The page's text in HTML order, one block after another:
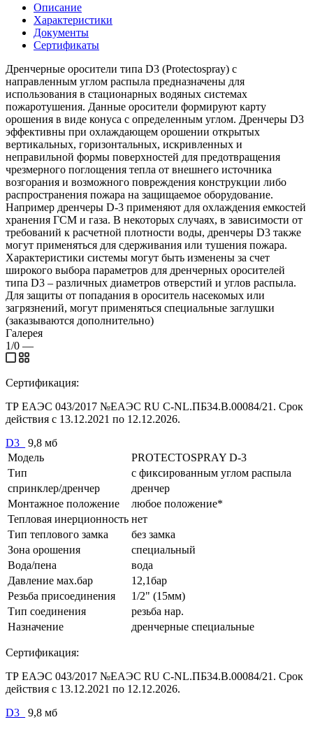
Описание
Характеристики
Документы
Сертификаты
Дренчерные оросители типа D3 (Protectospray) с
направленным углом распыла предназначены для
использования в стационарных водяных системах
пожаротушения. Данные оросители формируют карту
орошения в виде конуса с определенным углом. Дренчеры D3
эффективны при охлаждающем орошении открытых
вертикальных, горизонтальных, искривленных и
неправильной формы поверхностей для предотвращения
чрезмерного поглощения тепла от внешнего источника
возгорания и возможного повреждения конструкции либо
распространения пожара на защищаемое оборудование.
Например дренчеры D-3 применяют для охлаждения емкостей
хранения ГСМ и газа. В некоторых случаях, в зависимости от
требований к расчетной плотности воды, дренчеры D3 также
могут применяться для сдерживания или тушения пожара.
Характеристики системы могут быть изменены за счет
широкого выбора параметров для дренчерных оросителей
типа D3 – различных диаметров отверстий и углов распыла.
Для защиты от попадания в ороситель насекомых или
загрязнений, могут применяться специальные заглушки
(заказываются дополнительно)
Галерея
1/0 —
Сертификация:
ТР ЕАЭС 043/2017 №ЕАЭС RU C-NL.ПБ34.В.00084/21. Срок
действия с 13.12.2021 по 12.12.2026.
D3_
9,8 мб
Модель
PROTECTOSPRAY D-3
Тип
с фиксированным углом распыла
спринклер/дренчер
дренчер
Монтажное положение
любое положение*
Тепловая инерционность нет
Тип теплового замка
без замка
Зона орошения
специальный
Вода/пена
вода
Давление мах.бар
12,1бар
Резьба присоединения
1/2" (15мм)
Тип соединения
резьба нар.
Назначение
дренчерные специальные
Сертификация:
ТР ЕАЭС 043/2017 №ЕАЭС RU C-NL.ПБ34.В.00084/21. Срок
действия с 13.12.2021 по 12.12.2026.
D3_
9,8 мб